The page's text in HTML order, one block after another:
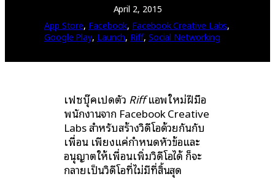
April 2, 2015
App Store, Facebook, Facebook Creative Labs
Google Play, Launch, Riff, Social Networking
เฟซบุ๊คเปิดตัว Riffแอพใหม่ฝีมือ
พนักงานจาก Facebook Creative
Labs สำหรับสร้างวิดีโอด้วยกันกับ
เพื่อน เพียงแค่กำหนดหัวข้อและ
อนุญาตให้เพื่อนเพิ่มวิดีโอได้ ก็จะ
กลายเป็นวิดีโอที่ไม่มีที่สิ้นสุด